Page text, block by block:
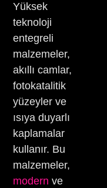
Yüksek
teknoloji
entegreli
malzemeler,
akıllı camlar,
fotokatalitik
yüzeyler ve
ısıya duyarlı
kaplamalar
kullanır. Bu
malzemeler,
modernve